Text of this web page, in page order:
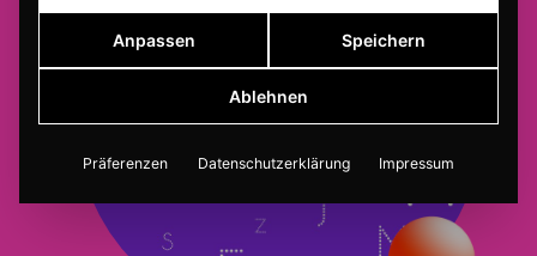
Anpassen Speichern
Ablehnen
Präferenzen Datenschutzerklärung Impressum